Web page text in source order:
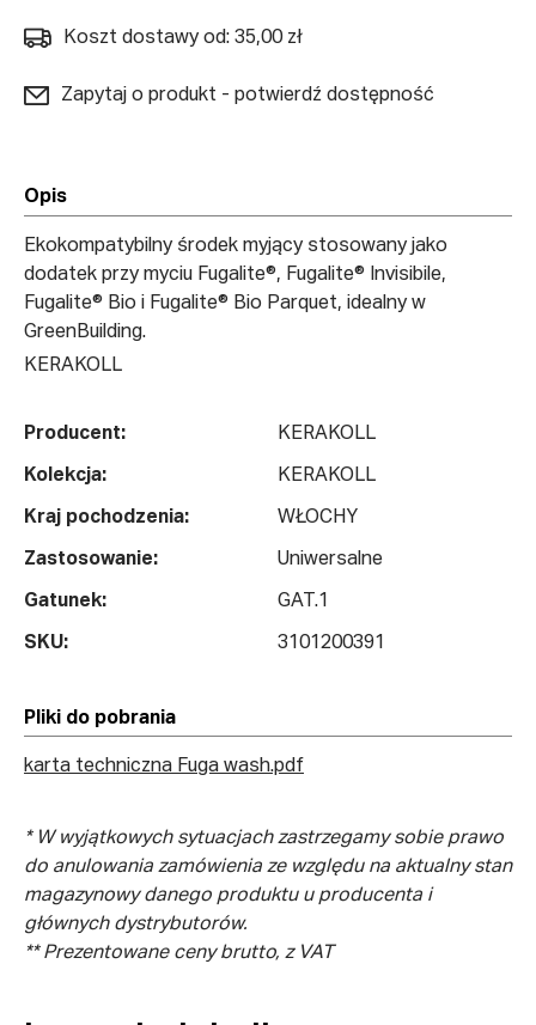
Koszt dostawy od: 35,00 zł
Zapytaj o produkt - potwierdź dostępność
Opis
Ekokompatybilny środek myjący stosowany jako
dodatek przy myciu Fugalite®, Fugalite® Invisibile,
Fugalite® Bio i Fugalite® Bio Parquet, idealny w
GreenBuilding.
KERAKOLL
Producent: KERAKOLL
Kolekcja: KERAKOLL
Kraj pochodzenia: WŁOCHY
Zastosowanie: Uniwersalne
Gatunek: GAT.1
SKU: 3101200391
Pliki do pobrania
karta techniczna Fuga wash.pdf
* W wyjątkowych sytuacjach zastrzegamy sobie prawo
do anulowania zamówienia ze względu na aktualny stan
magazynowy danego produktu u producenta i
głównych dystrybutorów.
** Prezentowane ceny brutto, z VAT